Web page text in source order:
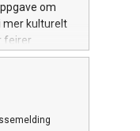
om
mer kulturelt
feirer
Riddu